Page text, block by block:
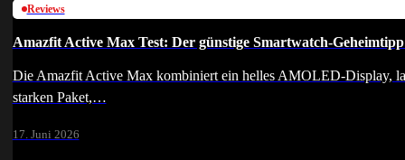
Reviews
Amazfit Active Max Test: Der günstige Smartwatch-
Die Amazfit Active Max kombiniert ein helles AMOLED-Display,
starken Paket,…
17. Juni 2026